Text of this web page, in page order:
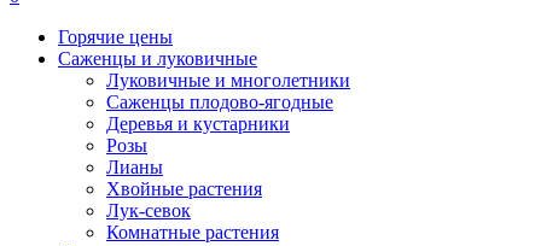
Горячие цены
Саженцы и луковичные
Луковичные и многолетники
Саженцы плодово-ягодные
Деревья и кустарники
Розы
Лианы
Хвойные растения
Лук-севок
Комнатные растения